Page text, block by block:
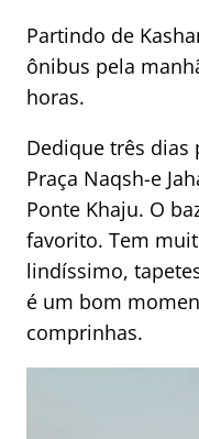
Partindo de
ônibus pela
horas.
Dedique três dias
Praça Naqsh-e
Ponte Khaju. O
favorito. Tem
lindíssimo,
é um bom
comprinhas.